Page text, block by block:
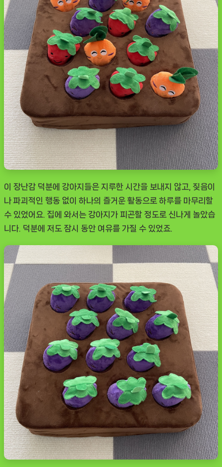
이 장난감 덕분에 강아지들은 지루한 시간을 보내지 않고, 짖음이
나 파괴적인 행동 없이 하나의 즐거운 활동으로 하루를 마무리할
수 있었어요. 집에 와서는 강아지가 피곤할 정도로 신나게 놀았습
니다. 덕분에 저도 잠시 동안 여유를 가질 수 있었죠.